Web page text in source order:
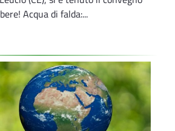
Acqua di falda:...